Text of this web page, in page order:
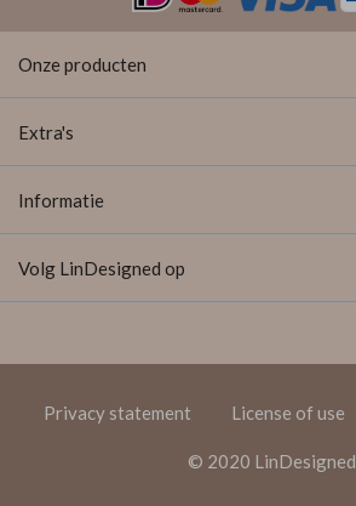
Onze producten
Extra's
Informatie
Volg LinDesigned op
Privacy statement License of use
© 2020 LinDesigned